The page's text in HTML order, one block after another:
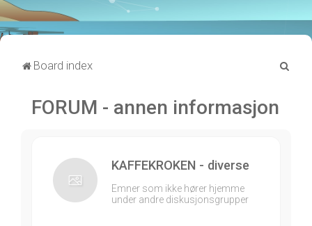
Board index
FORUM - annen informasjon
KAFFEKROKEN - diverse
Emner som ikke hører hjemme
under andre diskusjonsgrupper